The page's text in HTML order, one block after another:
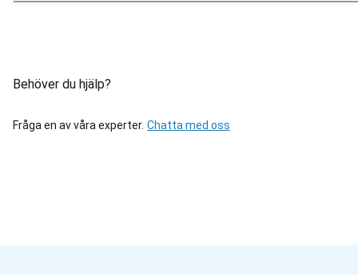
Behöver du hjälp?
Fråga en av våra experter. Chatta med oss